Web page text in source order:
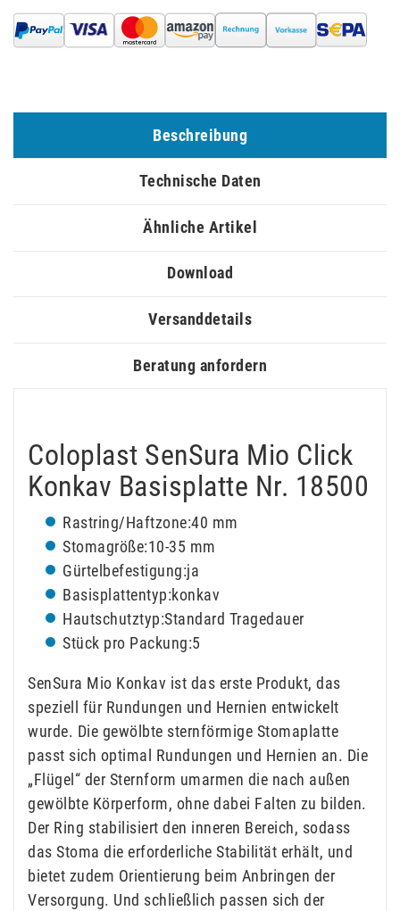
Beschreibung
Technische Daten
Ähnliche Artikel
Download
Versanddetails
Beratung anfordern
Coloplast SenSura Mio Click
Konkav Basisplatte Nr. 18500
Rastring/Haftzone:40 mm
Stomagröße:10-35 mm
Gürtelbefestigung:ja
Basisplattentyp:konkav
Hautschutztyp:Standard Tragedauer
Stück pro Packung:5
SenSura Mio Konkav ist das erste Produkt, das
speziell für Rundungen und Hernien entwickelt
wurde. Die gewölbte sternförmige Stomaplatte
passt sich optimal Rundungen und Hernien an. Die
„Flügel“ der Sternform umarmen die nach außen
gewölbte Körperform, ohne dabei Falten zu bilden.
Der Ring stabilisiert den inneren Bereich, sodass
das Stoma die erforderliche Stabilität erhält, und
bietet zudem Orientierung beim Anbringen der
Versorgung. Und schließlich passen sich der